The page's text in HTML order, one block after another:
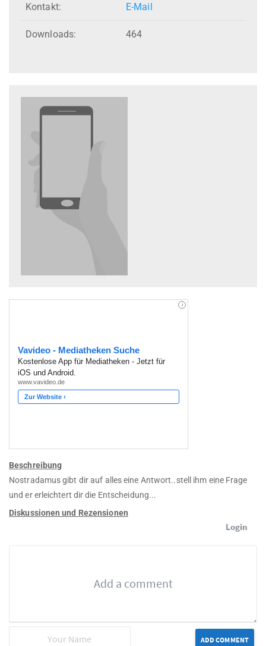
Kontakt: E-Mail
Downloads: 464
Beschreibung
Nostradamus gibt dir auf alles eine Antwort..stell ihm eine Frage
und er erleichtert dir die Entscheidung...
Diskussionen und Rezensionen
Login
ADD COMMENT